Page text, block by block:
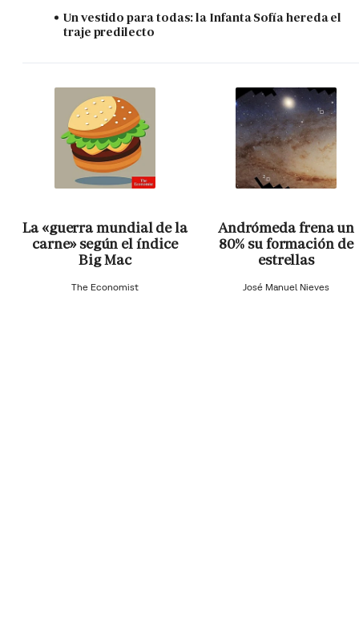
Un vestido para todas: la Infanta Sofía hereda el
traje predilecto
La «guerra mundial de la
carne» según el índice
Big Mac
The Economist
Andrómeda frena un
80% su formación de
estrellas
José Manuel Nieves